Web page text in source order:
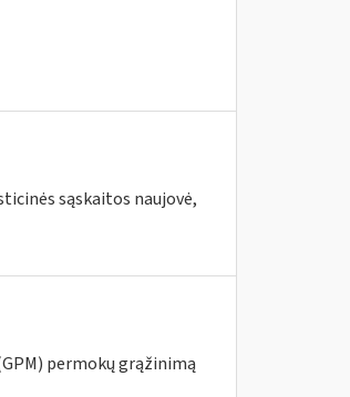
sąskaitos naujovė,
permokų grąžinimą